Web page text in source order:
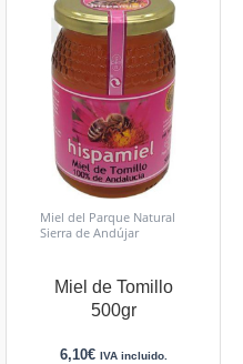
Miel del Parque Natural
Sierra de Andújar
Miel de Tomillo
500gr
6,10€ IVA incluido.